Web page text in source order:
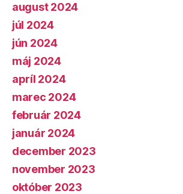
august 2024
júl 2024
jún 2024
máj 2024
apríl 2024
marec 2024
február 2024
január 2024
december 2023
november 2023
október 2023